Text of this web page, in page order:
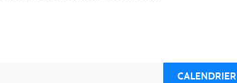
CALENDRIER